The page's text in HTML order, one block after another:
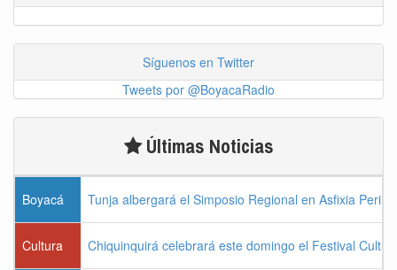
Síguenos en Twitter
Tweets por @BoyacaRadio
Últimas Noticias
Boyacá Tunja albergará el Simposio Regional en Asfixia
Cultura Chiquinquirá celebrará este domingo el Festival